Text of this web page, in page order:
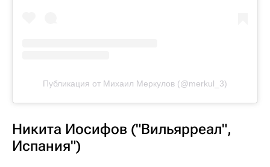
Публикация от Михаил Меркулов (@merkul_3)
Никита Иосифов ("Вильярреал",
Испания")